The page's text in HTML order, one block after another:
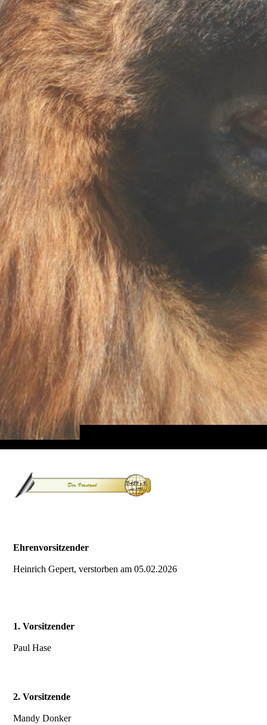
Ehrenvorsitzender
Heinrich Gepert, verstorben am 05.02.2026
1. Vorsitzender
Paul Hase
2. Vorsitzende
Mandy Donker